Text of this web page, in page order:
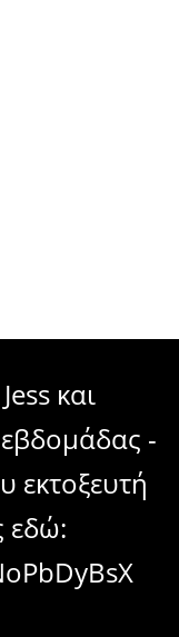
και
εβδομάδας -
εκτοξευτή
εδώ: